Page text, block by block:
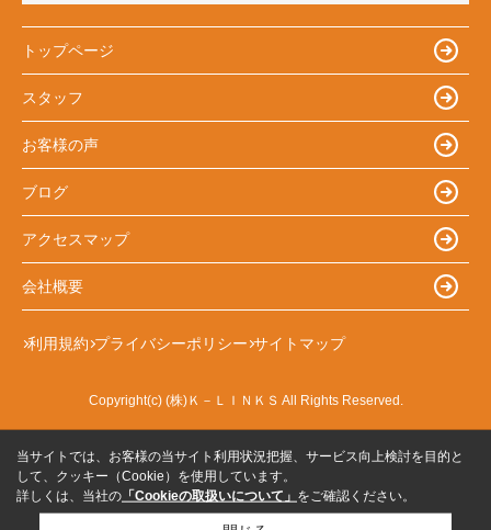
トップページ
スタッフ
お客様の声
ブログ
アクセスマップ
会社概要
利用規約 プライバシーポリシー サイトマップ
Copyright(c) (株)Ｋ－ＬＩＮＫＳ All Rights Reserved.
当サイトでは、お客様の当サイト利用状況把握、サービス向上検討を目的と
して、クッキー（Cookie）を使用しています。
詳しくは、当社の 「Cookieの取扱いについて」 をご確認ください。